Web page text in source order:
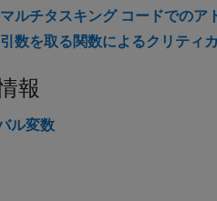
マルチタスキング コードでのア
引数を取る関数によるクリティ
報
ル変数